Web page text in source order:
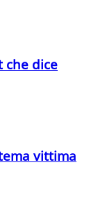
che dice
vittima